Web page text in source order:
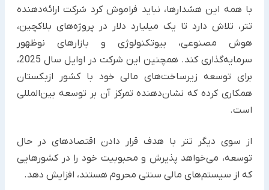
با همه این هشدارها، نباید فراموش کرد شرکت ارائه‌دهنده
تتر، تلاش دارد تا یک میلیارد دلار در پروژه‌های بلاکچین،
هوش ‏مصنوعی، بیوتکنولوژی و بازارهای نوظهور
سرمایه‌گذاری کند. همچنین این شرکت در اوایل سال 2025،
برای توسعه ‏زیرساخت‌های مالی خود با کشور ازبکستان
همکاری کرده که نشان‌دهنده تمرکز آن بر توسعه بین‌المللی
است. ‏
از سوی دیگر تتر با هدف قرار دادن اقتصادهای در حال
توسعه، می‌خواهد پذیرش و محبوبیت خود را در کشورهایی
که از ‏سیستم‌های مالی سنتی محروم هستند، افزایش دهد.